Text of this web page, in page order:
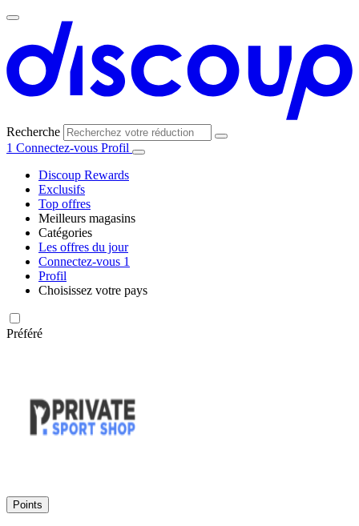
Recherche
1 Connectez-vous Profil
Discoup Rewards
Exclusifs
Top offres
Meilleurs magasins
AliExpress
ManoMano
Catégories
Vêtements et
chaussures
Les offres du jour
Connectez-vous 1
Profil
Choisissez votre pays
Préféré
Points